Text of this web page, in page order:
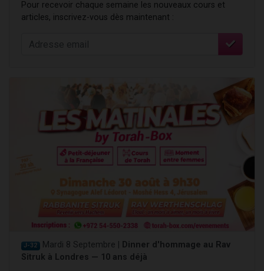
Pour recevoir chaque semaine les nouveaux cours et
articles, inscrivez-vous dès maintenant :
J-32 Mardi 8 Septembre | Dinner d'hommage au Rav
Sitruk à Londres — 10 ans déjà